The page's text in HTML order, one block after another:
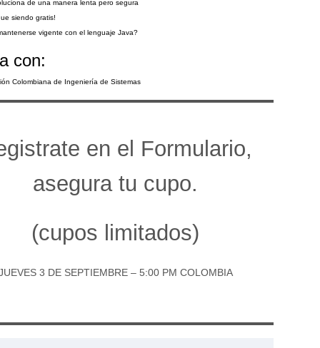
de una manera lenta pero segura
siendo gratis!
vigente con el lenguaje Java?
con:
Colombiana de Ingeniería de Sistemas
en el Formulario,
asegura tu cupo.
(cupos limitados)
3 DE SEPTIEMBRE – 5:00 PM COLOMBIA